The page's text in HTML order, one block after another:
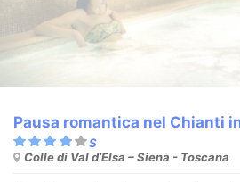
Pausa romantica nel Chianti
Colle di Val d’Elsa – Siena - Toscana